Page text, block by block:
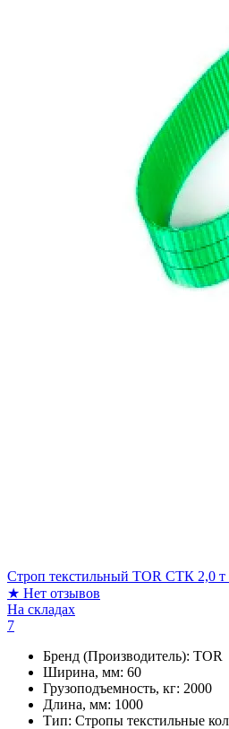
Строп текстильный TOR СТК 2,0
★ Нет отзывов
На складах
7
Бренд (Производитель): TOR
Ширина, мм: 60
Грузоподъемность, кг: 2000
Длина, мм: 1000
Тип: Стропы текстильные